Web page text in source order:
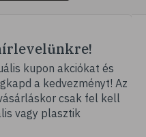
kupon akciókat és
a kedvezményt! Az
csak fel kell
vagy plasztik